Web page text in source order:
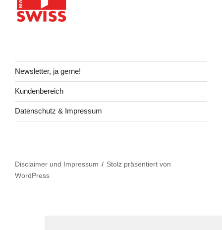
Newsletter, ja gerne!
Kundenbereich
Datenschutz & Impressum
Disclaimer und Impressum
Stolz präsentiert von
WordPress